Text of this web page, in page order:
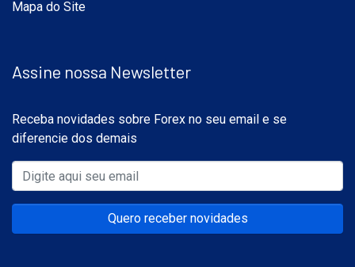
Mapa do Site
Assine nossa Newsletter
Receba novidades sobre Forex no seu email e se
diferencie dos demais
Quero receber novidades